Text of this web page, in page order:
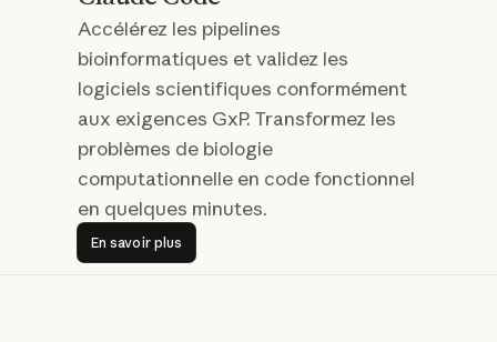
Accélérez les pipelines
bioinformatiques et validez les
logiciels scientifiques conformément
aux exigences GxP. Transformez les
problèmes de biologie
computationnelle en code fonctionnel
en quelques minutes.
En savoir plus
En savoir plus